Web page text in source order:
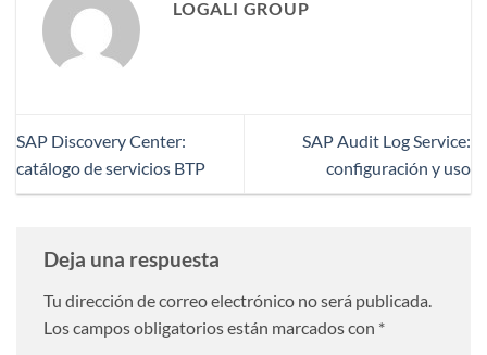
LOGALI GROUP
SAP Discovery Center:
catálogo de servicios BTP
SAP Audit Log Service:
configuración y uso
Deja una respuesta
Tu dirección de correo electrónico no será publicada.
Los campos obligatorios están marcados con *